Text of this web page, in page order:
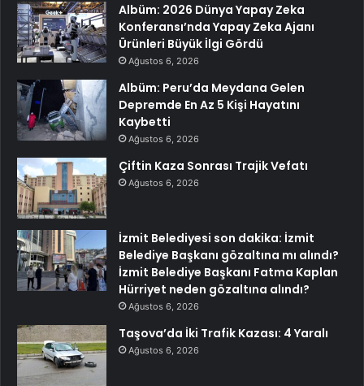
Albüm: 2026 Dünya Yapay Zeka
Konferansı’nda Yapay Zeka Ajanı
Ürünleri Büyük İlgi Gördü
Ağustos 6, 2026
Albüm: Peru’da Meydana Gelen
Depremde En Az 5 Kişi Hayatını
Kaybetti
Ağustos 6, 2026
Çiftin Kaza Sonrası Trajik Vefatı
Ağustos 6, 2026
İzmit Belediyesi son dakika: İzmit
Belediye Başkanı gözaltına mı alındı?
İzmit Belediye Başkanı Fatma Kaplan
Hürriyet neden gözaltına alındı?
Ağustos 6, 2026
Taşova’da İki Trafik Kazası: 4 Yaralı
Ağustos 6, 2026